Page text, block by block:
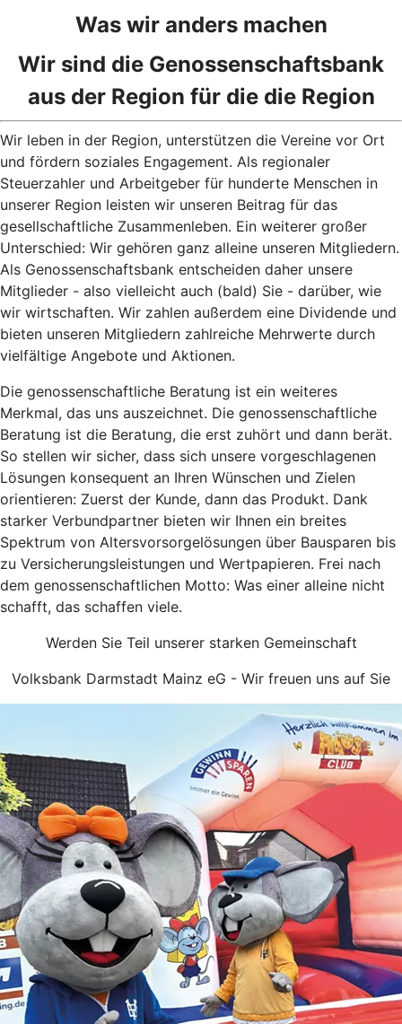
Was wir anders machen
Wir sind die Genossenschaftsbank
aus der Region für die die Region
Wir leben in der Region, unterstützen die Vereine vor Ort
und fördern soziales Engagement. Als regionaler
Steuerzahler und Arbeitgeber für hunderte Menschen in
unserer Region leisten wir unseren Beitrag für das
gesellschaftliche Zusammenleben. Ein weiterer großer
Unterschied: Wir gehören ganz alleine unseren Mitgliedern.
Als Genossenschaftsbank entscheiden daher unsere
Mitglieder - also vielleicht auch (bald) Sie - darüber, wie
wir wirtschaften. Wir zahlen außerdem eine Dividende und
bieten unseren Mitgliedern zahlreiche Mehrwerte durch
vielfältige Angebote und Aktionen.
Die genossenschaftliche Beratung ist ein weiteres
Merkmal, das uns auszeichnet. Die genossenschaftliche
Beratung ist die Beratung, die erst zuhört und dann berät.
So stellen wir sicher, dass sich unsere vorgeschlagenen
Lösungen konsequent an Ihren Wünschen und Zielen
orientieren: Zuerst der Kunde, dann das Produkt. Dank
starker Verbundpartner bieten wir Ihnen ein breites
Spektrum von Altersvorsorgelösungen über Bausparen bis
zu Versicherungsleistungen und Wertpapieren. Frei nach
dem genossenschaftlichen Motto: Was einer alleine nicht
schafft, das schaffen viele.
Werden Sie Teil unserer starken Gemeinschaft
Volksbank Darmstadt Mainz eG - Wir freuen uns auf Sie